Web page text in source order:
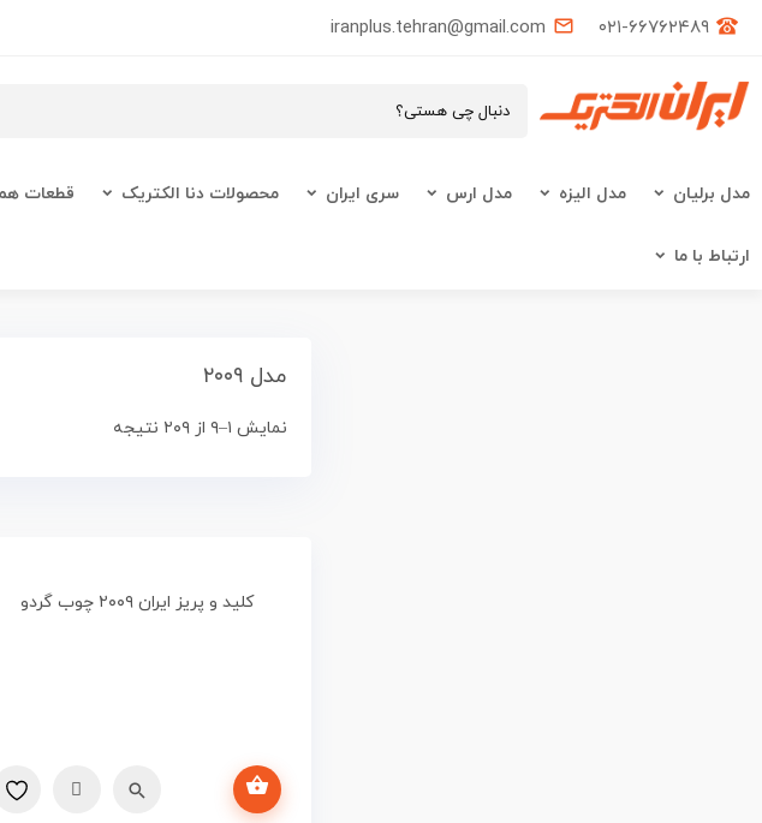
iranplus.tehran@gmail.com ۰۲۱-۶۶۷۶۲۴۸۹
مدل برلیان مدل الیزه مدل ارس سری ایران محصولات دنا الکتریک قطعات
ارتباط با ما
مدل ۲۰۰۹
نمایش ۱–۹ از ۲۰۹ نتیجه
کلید و پریز ایران ۲۰۰۹ چوب گردو